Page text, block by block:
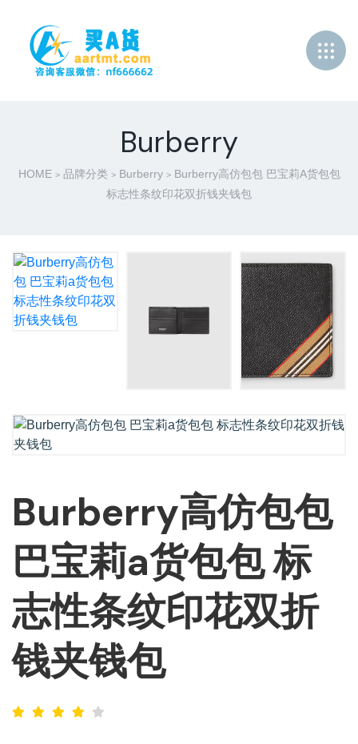
Burberry
HOME > 品牌分类 > Burberry > Burberry高仿包包 巴宝莉a货包包
标志性条纹印花双折钱夹钱包
Burberry高仿包包
巴宝莉a货包包 标
志性条纹印花双折
钱夹钱包